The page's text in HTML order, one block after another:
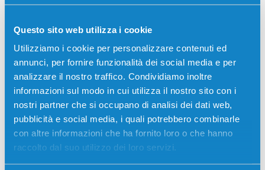
Questo sito web utilizza i cookie
Utilizziamo i cookie per personalizzare contenuti ed
annunci, per fornire funzionalità dei social media e per
analizzare il nostro traffico. Condividiamo inoltre
informazioni sul modo in cui utilizza il nostro sito con i
nostri partner che si occupano di analisi dei dati web,
pubblicità e social media, i quali potrebbero combinarle
con altre informazioni che ha fornito loro o che hanno
raccolto dal suo utilizzo dei loro servizi.
Codice:821097.C
Toner compatibile Ricoh 821097 821077 430E CIANO
Ricoh AFICIO SPC431DN, Ricoh AFICIO SPC440DN
49,00€
CONSEGNA IN 3-5 GIORNI
Aggiungi al carrello